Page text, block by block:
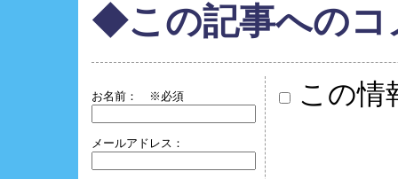
◆この記事へのコ
お名前： ※必須
メールアドレス：
この情